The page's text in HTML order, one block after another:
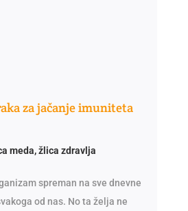
za jačanje imuniteta
meda, žlica zdravlja
spreman na sve dnevne
od nas. No ta želja ne